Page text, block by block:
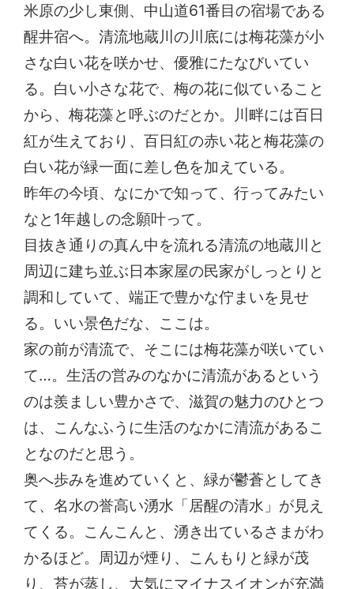
米原の少し東側、中山道61番目の宿場である
醒井宿へ。清流地蔵川の川底には梅花藻が小
さな白い花を咲かせ、優雅にたなびいてい
る。白い小さな花で、梅の花に似ていること
から、梅花藻と呼ぶのだとか。川畔には百日
紅が生えており、百日紅の赤い花と梅花藻の
白い花が緑一面に差し色を加えている。
昨年の今頃、なにかで知って、行ってみたい
なと1年越しの念願叶って。
目抜き通りの真ん中を流れる清流の地蔵川と
周辺に建ち並ぶ日本家屋の民家がしっとりと
調和していて、端正で豊かな佇まいを見せ
る。いい景色だな、ここは。
家の前が清流で、そこには梅花藻が咲いてい
て…。生活の営みのなかに清流があるという
のは羨ましい豊かさで、滋賀の魅力のひとつ
は、こんなふうに生活のなかに清流があるこ
となのだと思う。
奥へ歩みを進めていくと、緑が鬱蒼としてき
て、名水の誉高い湧水「居醒の清水」が見え
てくる。こんこんと、湧き出ているさまがわ
かるほど。周辺が煙り、こんもりと緑が茂
り、苔が蒸し、大気にマイナスイオンが充満